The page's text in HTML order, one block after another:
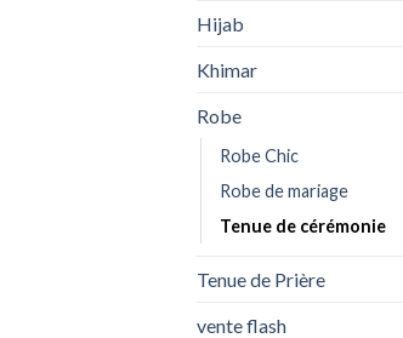
Hijab
Khimar
Robe
Robe Chic
Robe de mariage
Tenue de cérémonie
Tenue de Prière
vente flash